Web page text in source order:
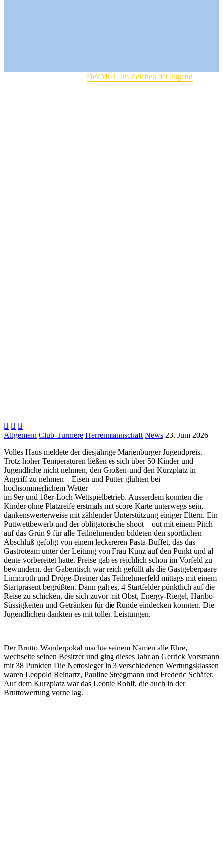
Der MGC im Zeichen der Jugend
  
Allgemein Club-Turniere Herrenmannschaft News 23. Juni 2026
Volles Haus meldete der diesjährige Marienburger Jugendpreis.
Trotz hoher Temperaturen ließen es sich über 50 Kinder und
Jugendliche nicht nehmen, den Großen-und den Kurzplatz in
Angriff zu nehmen – Eisen und Putter glühten bei
hochsommerlichem Wetter
im 9er und 18er-Loch Wettspielbetrieb. Ausserdem konnten die
Kinder ohne Platzreife erstmals mit score-Karte unterwegs sein,
dankenswerterweise mit zählender Unterstützung einiger Eltern. Ein
Puttwettbewerb und der obligatorische shoot – out mit einem Pitch
auf das Grün 9 für alle Teilnehmenden bildeten den sportlichen
Abschluß gefolgt von einem leckereren Pasta-Buffet, das das
Gastroteam unter der Leitung von Frau Kunz auf den Punkt und al
dente vorbereitet hatte. Preise gab es reichlich schon im Vorfeld zu
bewundern, der Gabentisch war reich gefüllt als die Gastgeberpaare
Limmroth und Dröge-Dreiner das Teilnehmerfeld mittags mit einem
Startpräsent begrüßten. Dann galt es, 4 Startfelder pünktlich auf die
Reise zu schicken, die sich zuvor mit Obst, Energy-Riegel, Haribo-
Süssigkeiten und Getränken für die Runde eindecken konnten. Die
Jugendlichen dankten es mit tollen Leistungen.
Der Brutto-Wanderpokal machte seinem Namen alle Ehre,
wechselte seinen Besitzer und ging dieses Jahr an Gerrick Vorsmann
mit 38 Punkten Die Nettosieger in 3 verschiedenen Wertungsklassen
waren Leopold Reinartz, Pauline Steegmann und Frederic Schäfer.
Auf dem Kurzplatz war das Leonie Rohlf, die auch in der
Bruttowertung vorne lag.